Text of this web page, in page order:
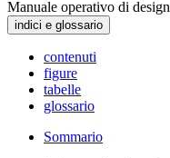
Manuale operativo di design
indici e glossario
contenuti
figure
tabelle
glossario
Sommario